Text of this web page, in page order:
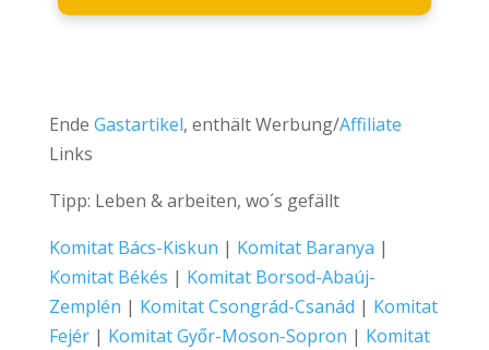
Ende Gastartikel, enthält Werbung/Affiliate
Links
Tipp: Leben & arbeiten, wo´s gefällt
Komitat Bács-Kiskun | Komitat Baranya |
Komitat Békés | Komitat Borsod-Abaúj-
Zemplén | Komitat Csongrád-Csanád | Komitat
Fejér| Komitat Győr-Moson-Sopron | Komitat